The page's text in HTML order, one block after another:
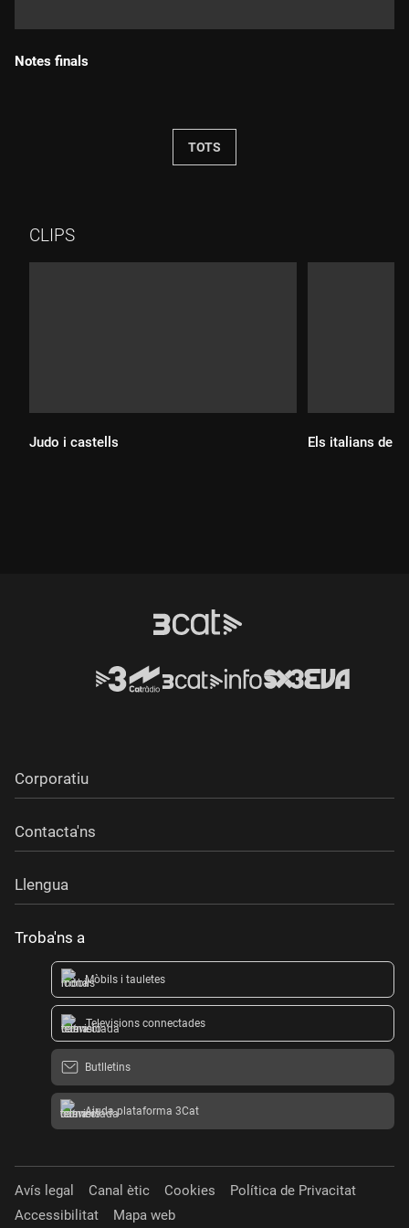
Notes finals
TOTS
CLIPS
Judo i castells Els italians de
Corporatiu
Contacta'ns
Llengua
Troba'ns a
Mòbils i tauletes
Televisions connectades
Butlletins
Ajuda plataforma 3Cat
Avís legal Canal ètic Cookies
Política de Privacitat
Accessibilitat
Mapa web